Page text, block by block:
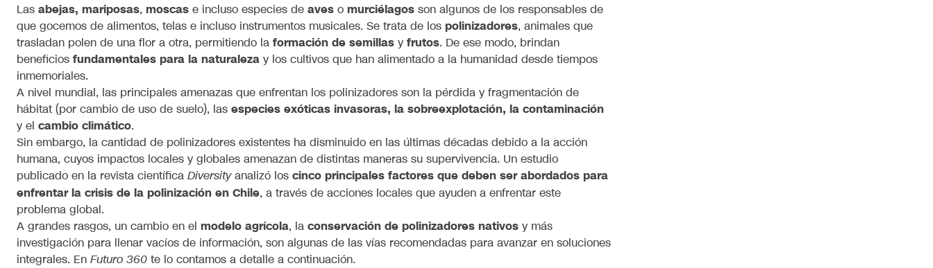
Las abejas, mariposas, moscas e incluso especies de aves o murciélagos son algunos de los responsables de
que gocemos de alimentos, telas e incluso instrumentos musicales. Se trata de los polinizadores, animales que
trasladan polen de una flor a otra, permitiendo la formación de semillas y frutos. De ese modo, brindan
beneficios fundamentales para la naturaleza y los cultivos que han alimentado a la humanidad desde tiempos
inmemoriales.
A nivel mundial, las principales amenazas que enfrentan los polinizadores son la pérdida y fragmentación de
hábitat (por cambio de uso de suelo), las especies exóticas invasoras, la sobreexplotación, la contaminación
y el cambio climático.
Sin embargo, la cantidad de polinizadores existentes ha disminuido en las últimas décadas debido a la acción
humana, cuyos impactos locales y globales amenazan de distintas maneras su supervivencia. Un estudio
publicado en la revista científica Diversityanalizó los cinco principales factores que deben ser abordados para
enfrentar la crisis de la polinización en Chile, a través de acciones locales que ayuden a enfrentar este
problema global.
A grandes rasgos, un cambio en el modelo agrícola, la conservación de polinizadores nativos y más
investigación para llenar vacíos de información, son algunas de las vías recomendadas para avanzar en soluciones
integrales. En Futuro 360 te lo contamos a detalle a continuación.